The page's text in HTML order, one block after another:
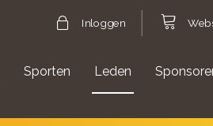
Inloggen
Sporten Leden